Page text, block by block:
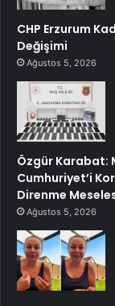
CHP Erzurum
Değişimi
Ağustos 5, 2026
Özgür Karabat:
Cumhuriyet’i
Direnme
Ağustos 5, 2026